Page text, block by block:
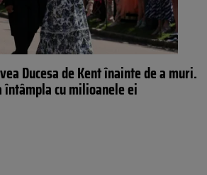
Ducesa de Kent înainte de a muri.
întâmpla cu milioanele ei